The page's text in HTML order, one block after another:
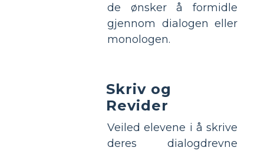
de ønsker å formidle
gjennom dialogen eller
monologen.
Skriv og
Revider
Veiled elevene i å skrive
deres dialogdrevne